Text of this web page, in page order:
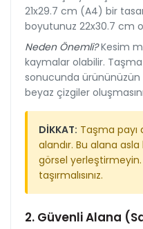
21x29.7 cm (A4) bir
boyutunuz 22x30.7 cm
Neden Önemli?Kesim
kaymalar olabilir.
sonucunda ürününüzün
beyaz çizgiler
DİKKAT: Taşma payı
alandır. Bu alana
görsel yerleştirmeyin.
taşırmalısınız.
2. Güvenli Alana